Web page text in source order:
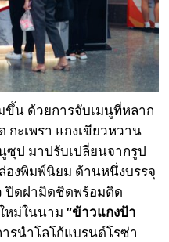
ขึ้น ด้วยการจับเมนูที่หลาก
กะเพรา แกงเขียวหวาน
ซุป มาปรับเปลี่ยนจากรูป
งพิมพ์นิยม ด้านหนึ่งบรรจุ
ปิดฝามิดชิดพร้อมติด
ใหม่ในนาม“ข้าวแกงป้า
รนำโลโก้แบรนด์โรซ่า